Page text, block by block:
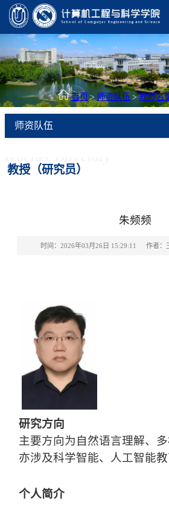
首页 > 师资队伍 >教师名
师资队伍
教授（研究员）
朱频频
时间：2026年03月26日 15:29:11 作者：
研究方向
主要方向为自然语言理解、
亦涉及科学智能、人工智能
个人简介